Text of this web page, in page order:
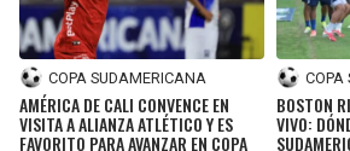
COPA SUDAMERICANA
AMÉRICA DE CALI CONVENCE EN
VISITA A ALIANZA ATLÉTICO Y ES
FAVORITO PARA AVANZAR EN COPA
COPA
BOSTON
VIVO: